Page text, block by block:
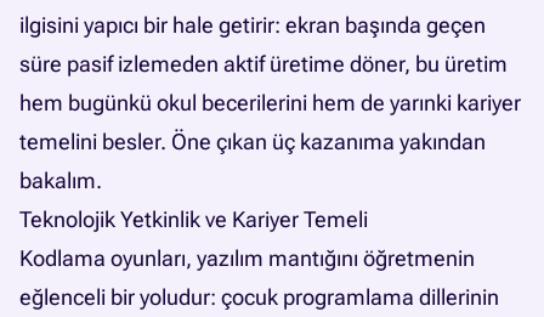
ilgisini yapıcı bir hale getirir: ekran başında geçen
süre pasif izlemeden aktif üretime döner, bu üretim
hem bugünkü okul becerilerini hem de yarınki kariyer
temelini besler. Öne çıkan üç kazanıma yakından
bakalım.
Teknolojik Yetkinlik ve Kariyer Temeli
Kodlama oyunları, yazılım mantığını öğretmenin
eğlenceli bir yoludur: çocuk programlama dillerinin